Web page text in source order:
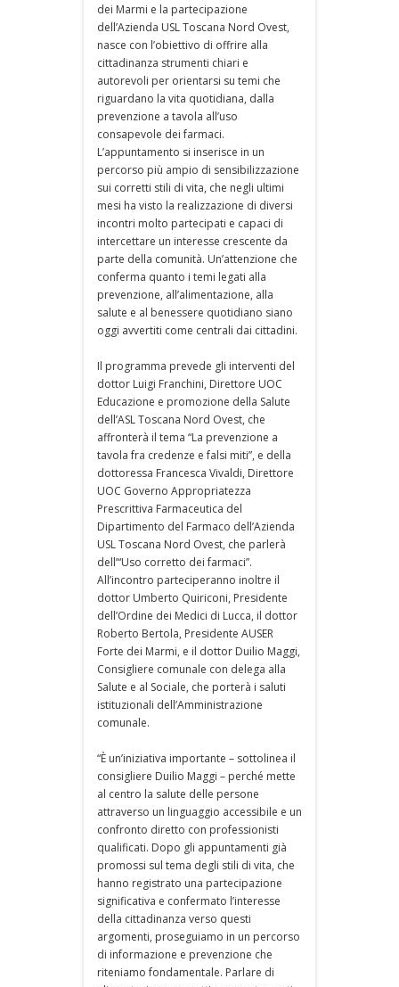
dei Marmi e la partecipazione
dell’Azienda USL Toscana Nord Ovest,
nasce con l’obiettivo di offrire alla
cittadinanza strumenti chiari e
autorevoli per orientarsi su temi che
riguardano la vita quotidiana, dalla
prevenzione a tavola all’uso
consapevole dei farmaci.
L’appuntamento si inserisce in un
percorso più ampio di sensibilizzazione
sui corretti stili di vita, che negli ultimi
mesi ha visto la realizzazione di diversi
incontri molto partecipati e capaci di
intercettare un interesse crescente da
parte della comunità. Un’attenzione che
conferma quanto i temi legati alla
prevenzione, all’alimentazione, alla
salute e al benessere quotidiano siano
oggi avvertiti come centrali dai cittadini.
Il programma prevede gli interventi del
dottor Luigi Franchini, Direttore UOC
Educazione e promozione della Salute
dell’ASL Toscana Nord Ovest, che
affronterà il tema “La prevenzione a
tavola fra credenze e falsi miti”, e della
dottoressa Francesca Vivaldi, Direttore
UOC Governo Appropriatezza
Prescrittiva Farmaceutica del
Dipartimento del Farmaco dell’Azienda
USL Toscana Nord Ovest, che parlerà
dell’“Uso corretto dei farmaci”.
All’incontro parteciperanno inoltre il
dottor Umberto Quiriconi, Presidente
dell’Ordine dei Medici di Lucca, il dottor
Roberto Bertola, Presidente AUSER
Forte dei Marmi, e il dottor Duilio Maggi,
Consigliere comunale con delega alla
Salute e al Sociale, che porterà i saluti
istituzionali dell’Amministrazione
comunale.
“È un’iniziativa importante – sottolinea il
consigliere Duilio Maggi – perché mette
al centro la salute delle persone
attraverso un linguaggio accessibile e un
confronto diretto con professionisti
qualificati. Dopo gli appuntamenti già
promossi sul tema degli stili di vita, che
hanno registrato una partecipazione
significativa e confermato l’interesse
della cittadinanza verso questi
argomenti, proseguiamo in un percorso
di informazione e prevenzione che
riteniamo fondamentale. Parlare di